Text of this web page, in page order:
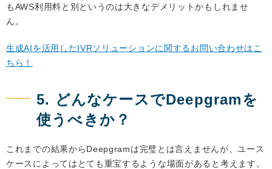
もAWS利用料と別というのは大きなデメリットかもしれませ
ん。
生成AIを活用したIVRソリューションに関するお問い合わせはこ
ちら！
5. どんなケースでDeepgramを
使うべきか？
これまでの結果からDeepgramは完璧とは言えませんが、ユース
ケースによってはとても重宝するような場面があると考えます。